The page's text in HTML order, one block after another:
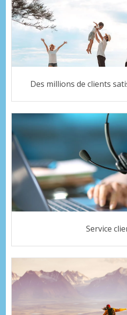
Des millions de clients
Service